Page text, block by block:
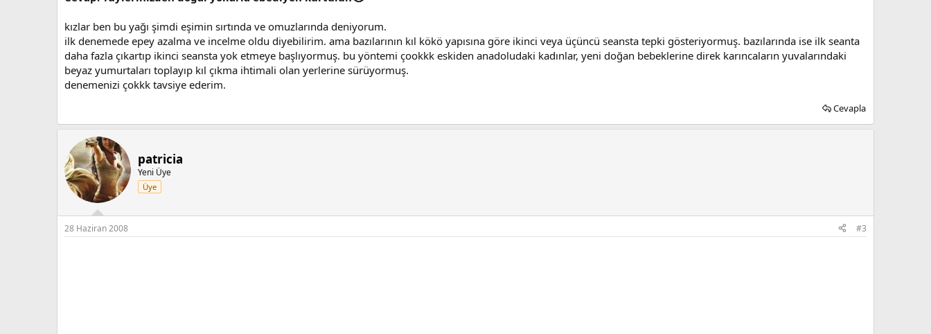
kızlar ben bu yağı şimdi eşimin sırtında ve omuzlarında deniyorum.
ilk denemede epey azalma ve incelme oldu diyebilirim. ama bazılarının kıl kökö yapısına göre ikinci veya üçüncü seansta tepki gösteriyormuş. bazılarında ise ilk seanta
daha fazla çıkartıp ikinci seansta yok etmeye başlıyormuş. bu yöntemi çookkk eskiden anadoludaki kadınlar, yeni doğan bebeklerine direk karıncaların yuvalarındaki
beyaz yumurtaları toplayıp kıl çıkma ihtimali olan yerlerine sürüyormuş.
denemenizi çokkk tavsiye ederim.
Cevapla
patricia
Yeni Üye
Üye
28 Haziran 2008 #3